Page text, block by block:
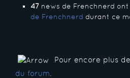
47 news de Frenchnerd
de Frenchnerd durant ce
Pour encore plus
du forum